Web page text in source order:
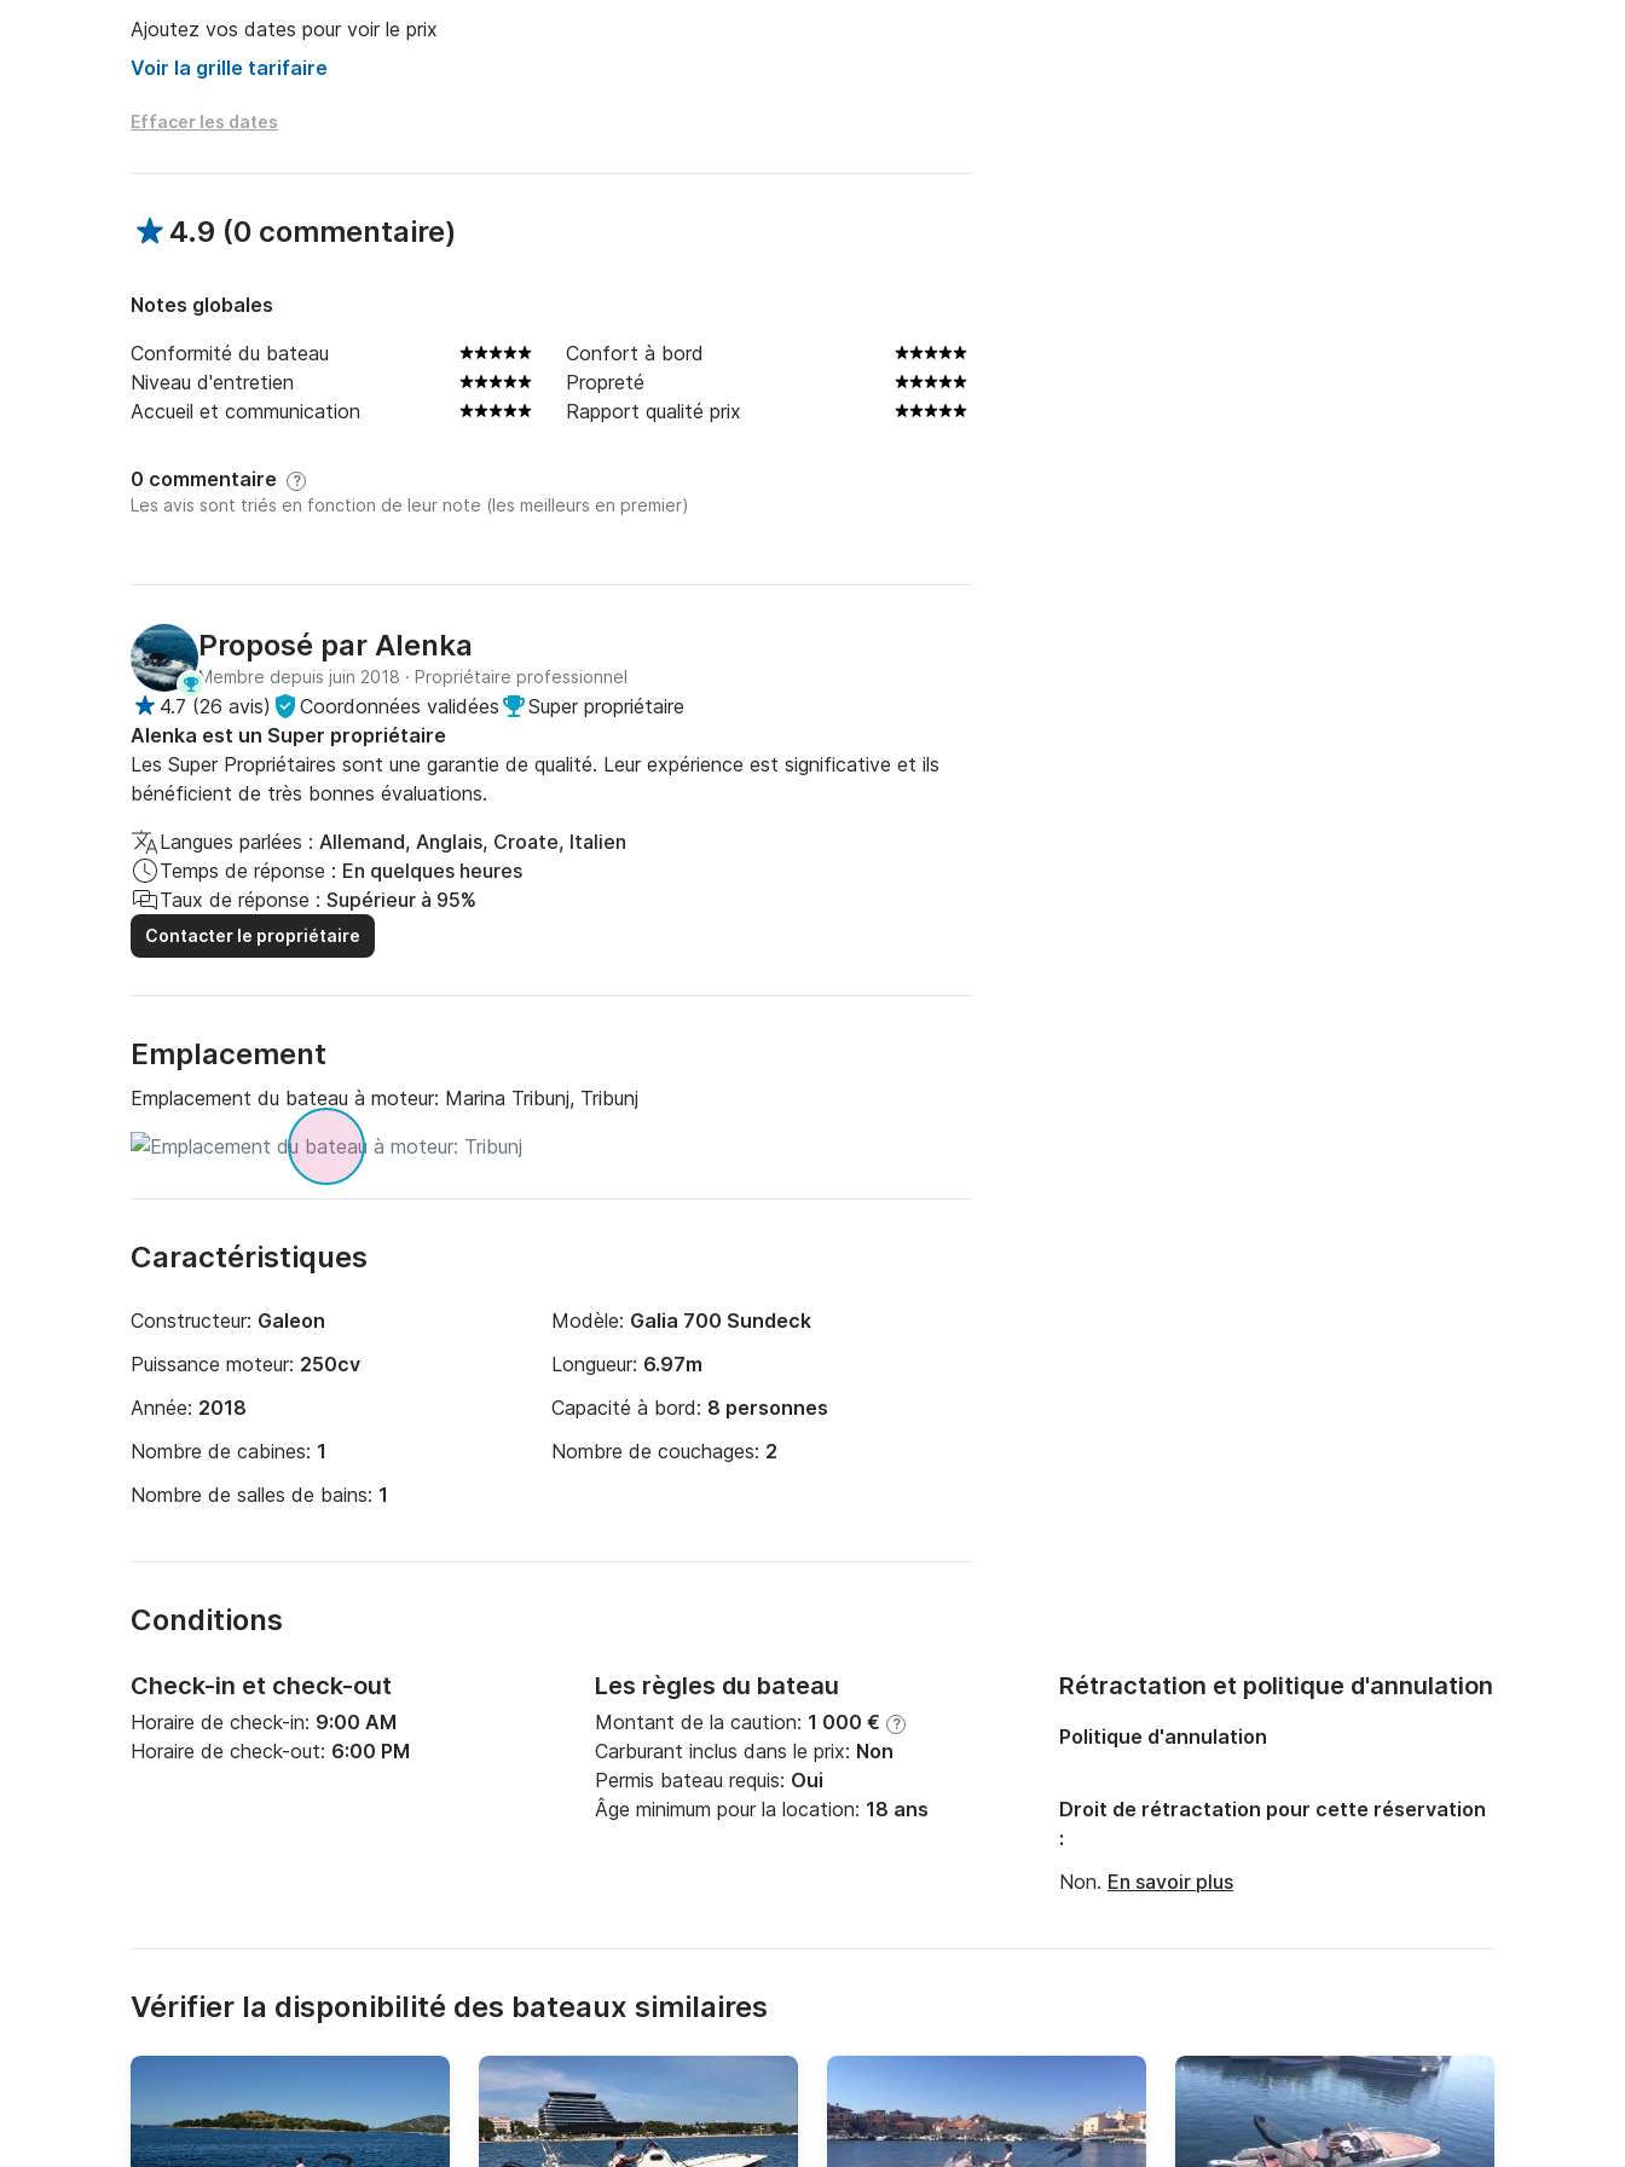
Ajoutez vos dates pour voir le prix
Voir la grille tarifaire
Effacer les dates
4.9 (0 commentaire)
Notes globales
Conformité du bateau
Confort à bord
Niveau d'entretien
Propreté
Accueil et communication
Rapport qualité prix
0 commentaire ?
Les avis sont triés en fonction de leur note (les meilleurs en premier)
Proposé par Alenka
Membre depuis juin 2018 · Propriétaire professionnel
4.7 (26 avis) Coordonnées validées
Super propriétaire
Alenka est un Super propriétaire
Les Super Propriétaires sont une garantie de qualité. Leur expérience est significative et ils
bénéficient de très bonnes évaluations.
Langues parlées : Allemand, Anglais, Croate, Italien
Temps de réponse : En quelques heures
Taux de réponse : Supérieur à 95%
Contacter le propriétaire
Emplacement
Emplacement du bateau à moteur: Marina Tribunj, Tribunj
Caractéristiques
Constructeur: Galeon Modèle: Galia 700 Sundeck
Puissance moteur: 250cv Longueur: 6.97m
Année: 2018 Capacité à bord: 8 personnes
Nombre de cabines: 1 Nombre de couchages: 2
Nombre de salles de bains: 1
Conditions
Check-in et check-out
Horaire de check-in: 9:00 AM
Horaire de check-out: 6:00 PM
Les règles du bateau
Montant de la caution: 1 000 € ?
Carburant inclus dans le prix: Non
Permis bateau requis: Oui
Âge minimum pour la location: 18 ans
Rétractation et politique d'annulation
Politique d'annulation
Droit de rétractation pour cette réservation
:
Non. En savoir plus
Vérifier la disponibilité des bateaux similaires